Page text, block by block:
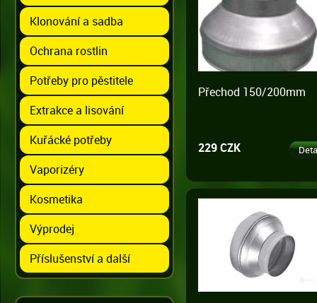
Klonování a sadba
Ochrana rostlin
Potřeby pro pěstitele
Extrakce a lisování
Kuřácké potřeby
Vaporizéry
Kosmetika
Výprodej
Příslušenství a další
Přechod 150/200mm
229 CZK